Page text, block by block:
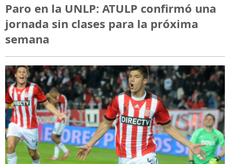
Paro en la UNLP: ATULP confirmó una
jornada sin clases para la próxima
semana